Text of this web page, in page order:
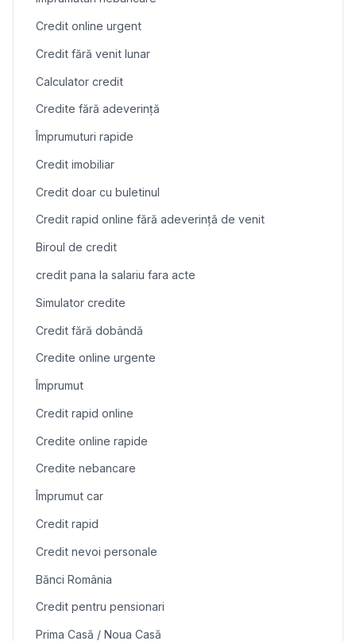
Credit online urgent
Credit fără venit lunar
Calculator credit
Credite fără adeverință
Împrumuturi rapide
Credit imobiliar
Credit doar cu buletinul
Credit rapid online fără adeverință de venit
Biroul de credit
credit pana la salariu fara acte
Simulator credite
Credit fără dobândă
Credite online urgente
Împrumut
Credit rapid online
Credite online rapide
Credite nebancare
Împrumut car
Credit rapid
Credit nevoi personale
Bănci România
Credit pentru pensionari
Prima Casă / Noua Casă